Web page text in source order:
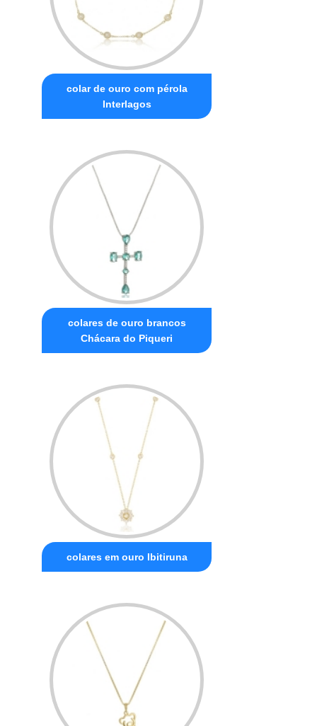
colar de ouro com pérola
Interlagos
colares de ouro brancos
Chácara do Piqueri
colares em ouro Ibitiruna